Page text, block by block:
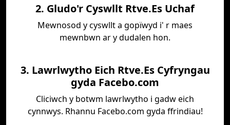
2. Gludo'r Cyswllt Rtve.Es Uchaf
Mewnosod y cyswllt a gopïwyd i' r maes
mewnbwn ar y dudalen hon.
3. Lawrlwytho Eich Rtve.Es Cyfryngau
gyda Facebo.com
Cliciwch y botwm lawrlwytho i gadw eich
cynnwys. Rhannu Facebo.com gyda ffrindiau!